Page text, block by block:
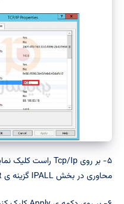
محاوری در بخش IPALL گزینه ی Tcp Port رابر روی ۱۴۳۳ تنظیم نمایید.